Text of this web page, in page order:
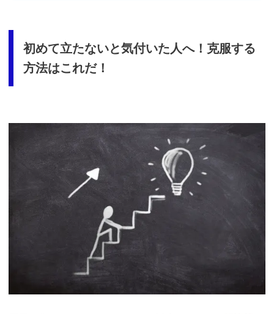
初めて立たないと気付いた人へ！克服する
方法はこれだ！